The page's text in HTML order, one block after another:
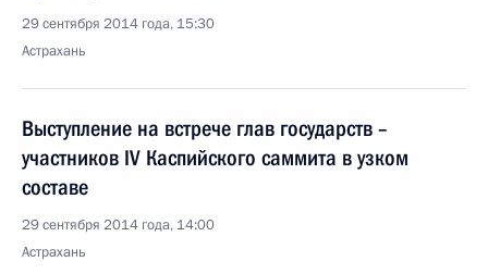
29 сентября 2014 года, 15:30
Астрахань
Выступление на встрече глав государств –
участников IV Каспийского саммита в узком
составе
29 сентября 2014 года, 14:00
Астрахань